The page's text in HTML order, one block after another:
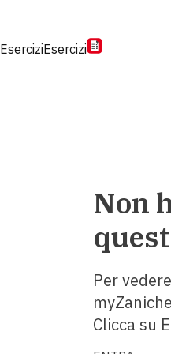
EserciziEsercizi
Non
Per
Clicca su